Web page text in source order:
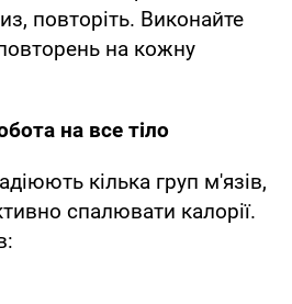
повторіть. Виконайте
на кожну
на все тіло
кілька груп м'язів,
спалювати калорії.